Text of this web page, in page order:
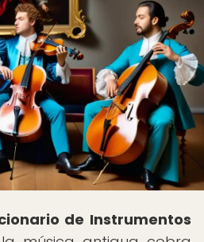
de Instrumentos